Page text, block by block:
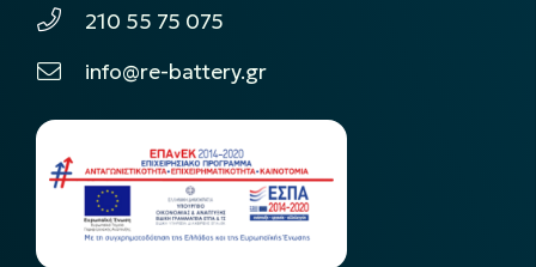
210 55 75 075
info@re-battery.gr